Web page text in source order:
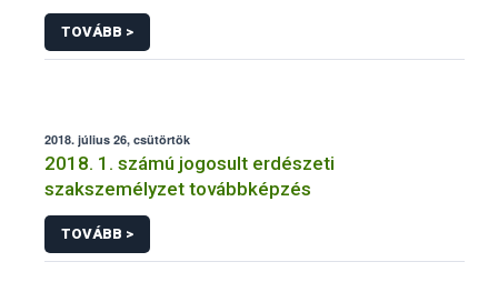
TOVÁBB >
2018. július 26, csütörtök
2018. 1. számú jogosult erdészeti
szakszemélyzet továbbképzés
TOVÁBB >